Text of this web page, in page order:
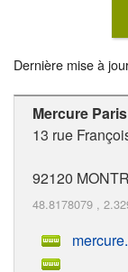
Dernière mise à
Mercure
13 rue
92120
48.8178079 ,